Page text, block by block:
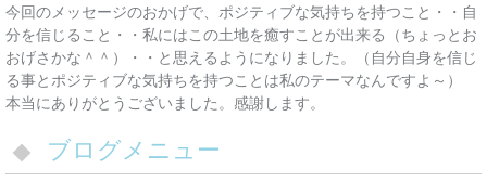
今回のメッセージのおかげで、ポジティブな気持ちを持つこと・・自
分を信じること・・私にはこの土地を癒すことが出来る（ちょっとお
おげさかな＾＾）・・と思えるようになりました。（自分自身を信じ
る事とポジティブな気持ちを持つことは私のテーマなんですよ～）
本当にありがとうございました。感謝します。
ブログメニュー